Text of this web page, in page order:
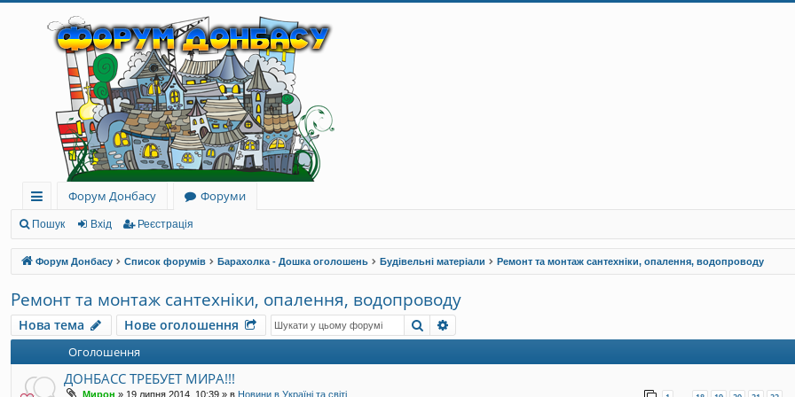
ви
дк
и
й
до
ст
уп
Форум Донбасу
Форуми
Пошук Вхід Реєстрація
Форум Донбасу Список форумів Барахолка - Дошка оголошень Будівельні матеріали Ремонт та монтаж сантехніки, опалення, водопроводу
Ремонт та монтаж сантехніки, опалення, водопроводу
Нова тема Нове оголошення Пошук
Оголошення
ДОНБАСС ТРЕБУЕТ МИРА!!!
Мирон » 19 липня 2014, 10:39 » в Новини в Україні та світі